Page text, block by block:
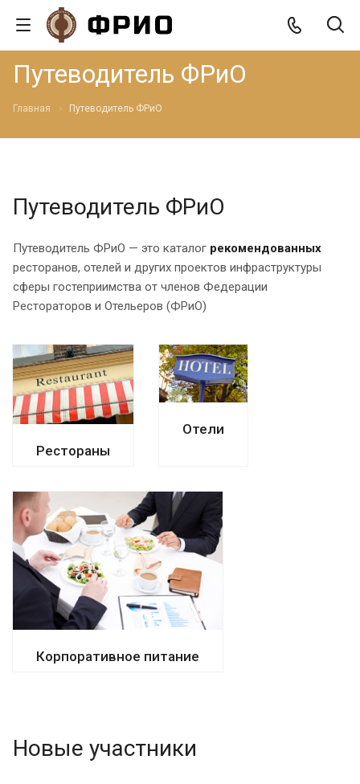
Путеводитель ФРиО
Главная Путеводитель ФРиО
Путеводитель ФРиО
Путеводитель ФРиО — это каталог рекомендованных
ресторанов, отелей и других проектов инфраструктуры
сферы гостеприимства от членов Федерации
Рестораторов и Отельеров (ФРиО)
Рестораны
Отели
Корпоративное питание
Новые участники